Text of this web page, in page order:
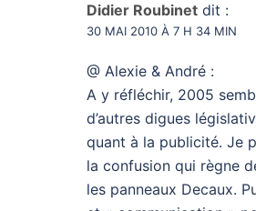
Didier Roubinet dit :
30 MAI 2010 À 7 H 34 MIN
@ Alexie & André :
A y réfléchir, 2005
d’autres digues
quant à la publicité. Je
la confusion qui règne
les panneaux Decaux.